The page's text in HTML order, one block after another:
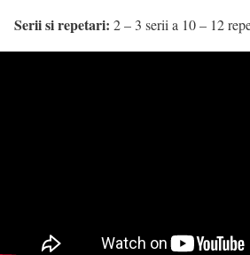
Serii si repetari: 2 – 3 serii a 10 – 12